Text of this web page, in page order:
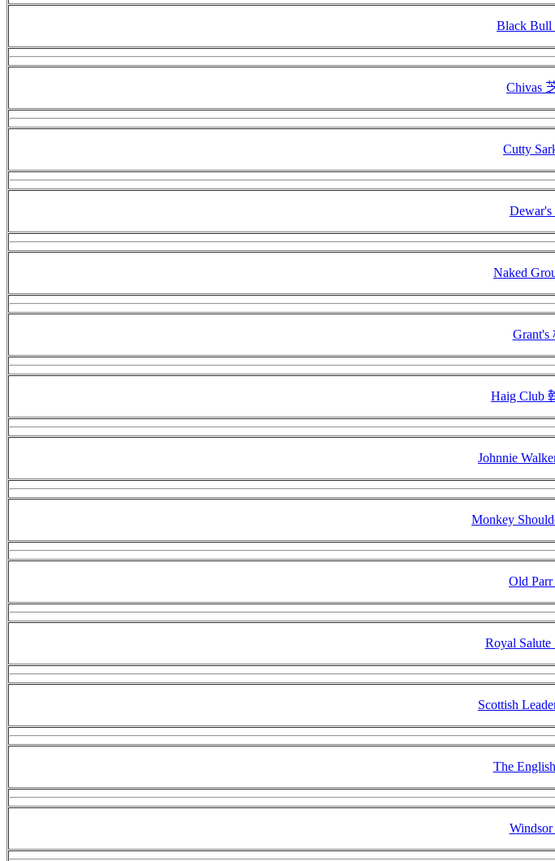
Black
Chivas
Cutty
Dewar's
Naked
Grant's
Haig Club
Johnnie
Monkey
Old
Royal
Scottish
The